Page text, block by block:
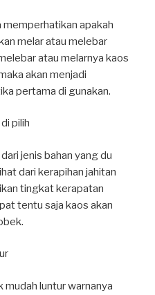
memperhatikan apakah
melar atau melebar
atau melarnya kaos
akan menjadi
pertama di gunakan.
pilih
jenis bahan yang du
dari kerapihan jahitan
tingkat kerapatan
tentu saja kaos akan
mudah luntur warnanya